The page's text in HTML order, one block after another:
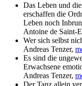
Das Leben und
erschaffen die
Leben noch
Antoine de Saint-
Wer sich selbst
Andreas Tenzer,
Es sind die
Erwachsene
Andreas Tenzer,
Der Tanz allein